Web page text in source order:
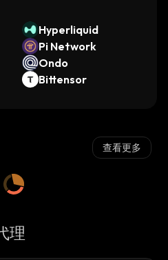
Hyperliquid
Pi Network
Ondo
Bittensor
查看更多
理